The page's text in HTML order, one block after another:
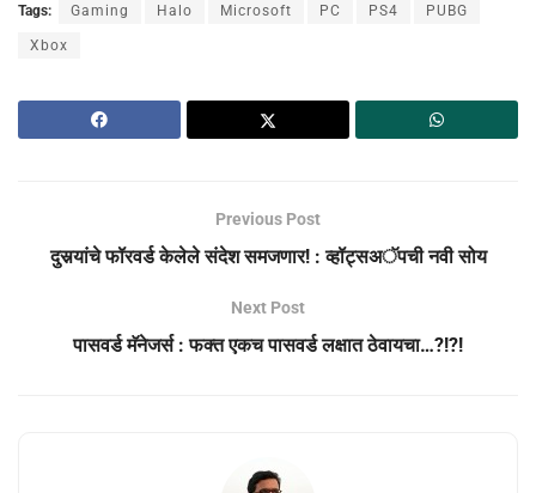
Tags: Gaming Halo Microsoft PC PS4 PUBG
Xbox
Previous Post
दुसर्‍यांचे फॉरवर्ड केलेले संदेश समजणार! : व्हॉट्सअॅपची नवी सोय
Next Post
पासवर्ड मॅनेजर्स : फक्त एकच पासवर्ड लक्षात ठेवायचा…?!?!